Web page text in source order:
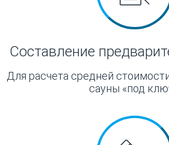
Составление
Для расчета средней
сауны «под